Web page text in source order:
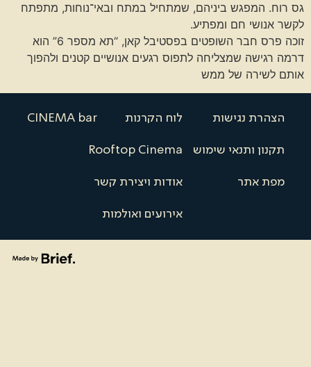
גס רוח. המפגש ביניהם, שמתחיל במתח ובאי־נוחות, מתפתח
לקשר אנושי חם ומפתיע.
זוכה פרס חבר השופטים בפסטיבל קאן, “תא מספר 6” הוא
דרמה רגישה שמצליחה לתפוס רגעים אנושיים קטנים ולהפוך
אותם לשירה של ממש
הצהרת נגישות
תקנון ותנאי שימוש
מפת אתר
לוח הקרנות CINEMA bar
Rooftop Cinema
אודות ויצירת קשר
אירועים ואולמות